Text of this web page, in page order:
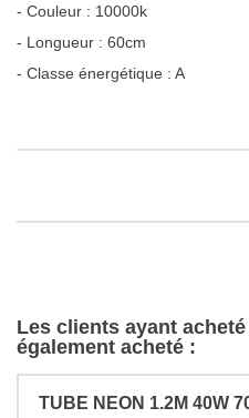
- Couleur : 10000k
- Longueur : 60cm
- Classe énergétique : A
Les clients ayant
également acheté :
TUBE NEON 1.2M 40W